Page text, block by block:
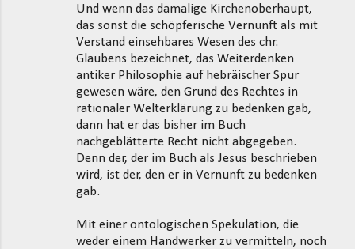
Und wenn das damalige Kirchenoberhaupt,
das sonst die schöpferische Vernunft als mit
Verstand einsehbares Wesen des chr.
Glaubens bezeichnet, das Weiterdenken
antiker Philosophie auf hebräischer Spur
gewesen wäre, den Grund des Rechtes in
rationaler Welterklärung zu bedenken gab,
dann hat er das bisher im Buch
nachgeblätterte Recht nicht abgegeben.
Denn der, der im Buch als Jesus beschrieben
wird, ist der, den er in Vernunft zu bedenken
gab.
Mit einer ontologischen Spekulation, die
weder einem Handwerker zu vermitteln, noch